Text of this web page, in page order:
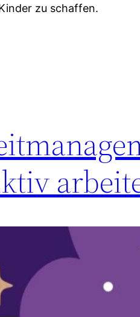
zu schaffen.